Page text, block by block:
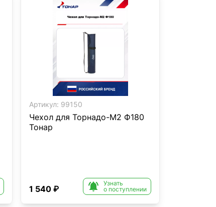
Артикул: 99150
Чехол для Торнадо-М2 Ф180
Тонар
1 540 ₽ 
Узнать
о поступлении